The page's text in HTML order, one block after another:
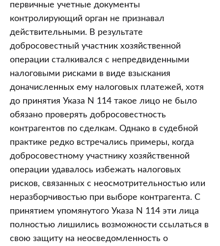
первичные учетные документы
контролирующий орган не признавал
действительными. В результате
добросовестный участник хозяйственной
операции сталкивался с непредвиденными
налоговыми рисками в виде взыскания
доначисленных ему налоговых платежей, хотя
до принятия Указа N 114 такое лицо не было
обязано проверять добросовестность
контрагентов по сделкам. Однако в судебной
практике редко встречались примеры, когда
добросовестному участнику хозяйственной
операции удавалось избежать налоговых
рисков, связанных с неосмотрительностью или
неразборчивостью при выборе контрагента. С
принятием упомянутого Указа N 114 эти лица
полностью лишились возможности ссылаться в
свою защиту на неосведомленность о